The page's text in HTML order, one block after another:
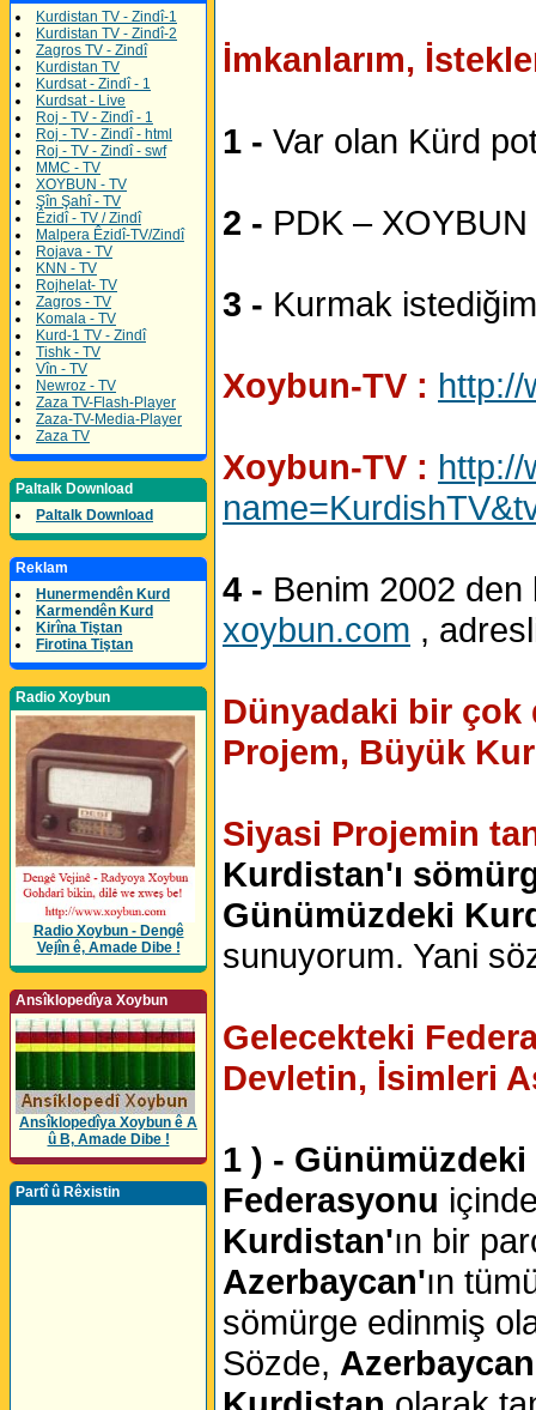
Kurdistan TV - Zindî-1
Kurdistan TV - Zindî-2
Zagros TV - Zindî
Kurdistan TV
Kurdsat - Zindî - 1
Kurdsat - Live
Roj - TV - Zindî - 1
Roj - TV - Zindî - html
Roj - TV - Zindî - swf
MMC - TV
XOYBUN - TV
Şîn Şahî - TV
Êzidî - TV / Zindî
Malpera Êzidî-TV/Zindî
Rojava - TV
KNN - TV
Rojhelat- TV
Zagros - TV
Komala - TV
Kurd-1 TV - Zindî
Tishk - TV
Vîn - TV
Newroz - TV
Zaza TV-Flash-Player
Zaza-TV-Media-Player
Zaza TV
Paltalk Download
Paltalk Download
Reklam
Hunermendên Kurd
Karmendên Kurd
Kirîna Tiştan
Firotina Tiştan
Radio Xoybun
Radio Xoybun - Dengê
Vejîn ê, Amade Dibe !
Ansîklopedîya Xoybun
Ansîklopedîya Xoybun ê A
û B, Amade Dibe !
Partî û Rêxistin
İmkanlarım,
1 - Var olan Kürd
2 - PDK – XOYBUN
3 - Kurmak
Xoybun-TV : http://
Xoybun-TV : http://
4 - Benim 2002 den
xoybun.com ,
Dünyadaki bir
Projem, Büyük
Siyasi Projemin
Kurdistan'ı
Günümüzdeki
sunuyorum. Yani
Gelecekteki
Devletin, İsimleri
1 ) - Günümüzdeki
Federasyonu
Kurdistan'ın bir
Azerbaycan'ın
sömürge edinmiş
Sözde,